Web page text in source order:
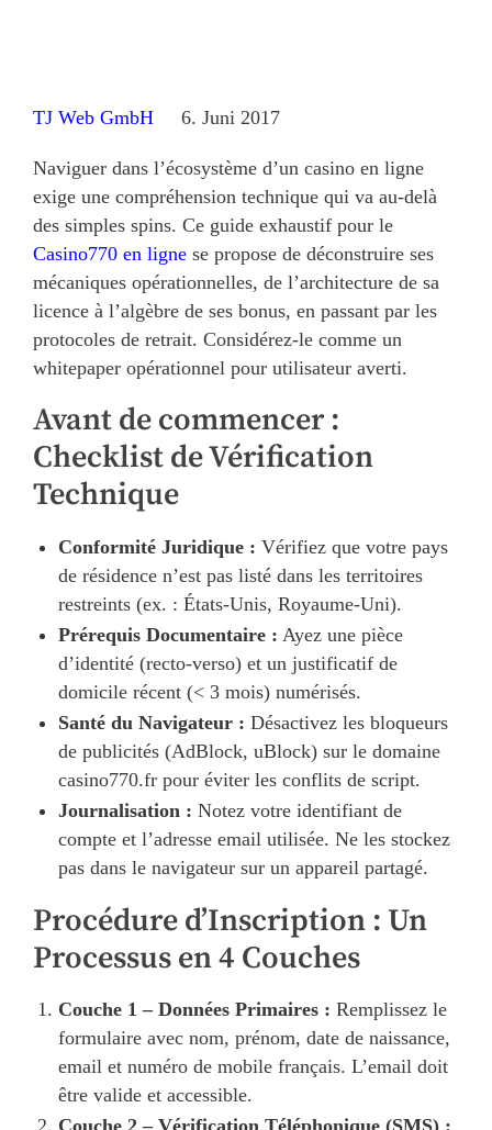
TJ Web GmbH 6. Juni 2017
Naviguer dans l’écosystème d’un casino en ligne
exige une compréhension technique qui va au-delà
des simples spins. Ce guide exhaustif pour le
Casino770 en ligne se propose de déconstruire ses
mécaniques opérationnelles, de l’architecture de sa
licence à l’algèbre de ses bonus, en passant par les
protocoles de retrait. Considérez-le comme un
whitepaper opérationnel pour utilisateur averti.
Avant de commencer :
Checklist de Vérification
Technique
Conformité Juridique : Vérifiez que votre pays
de résidence n’est pas listé dans les territoires
restreints (ex. : États-Unis, Royaume-Uni).
Prérequis Documentaire : Ayez une pièce
d’identité (recto-verso) et un justificatif de
domicile récent (< 3 mois) numérisés.
Santé du Navigateur : Désactivez les bloqueurs
de publicités (AdBlock, uBlock) sur le domaine
casino770.fr pour éviter les conflits de script.
Journalisation : Notez votre identifiant de
compte et l’adresse email utilisée. Ne les stockez
pas dans le navigateur sur un appareil partagé.
Procédure d’Inscription : Un
Processus en 4 Couches
Couche 1 – Données Primaires : Remplissez le
formulaire avec nom, prénom, date de naissance,
email et numéro de mobile français. L’email doit
être valide et accessible.